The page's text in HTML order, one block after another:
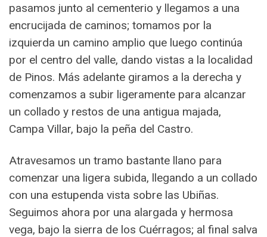
pasamos junto al cementerio y llegamos a una
encrucijada de caminos; tomamos por la
izquierda un camino amplio que luego continúa
por el centro del valle, dando vistas a la localidad
de Pinos. Más adelante giramos a la derecha y
comenzamos a subir ligeramente para alcanzar
un collado y restos de una antigua majada,
Campa Villar, bajo la peña del Castro.
Atravesamos un tramo bastante llano para
comenzar una ligera subida, llegando a un collado
con una estupenda vista sobre las Ubiñas.
Seguimos ahora por una alargada y hermosa
vega, bajo la sierra de los Cuérragos; al final salva